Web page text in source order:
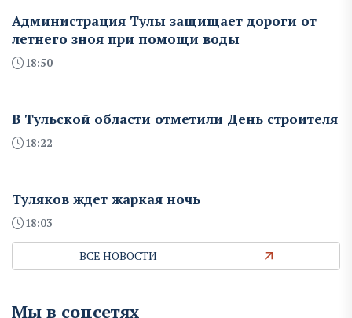
Администрация Тулы защищает дороги от
летнего зноя при помощи воды
18:50
В Тульской области отметили День строителя
18:22
Туляков ждет жаркая ночь
18:03
ВСЕ НОВОСТИ
Мы в соцсетях